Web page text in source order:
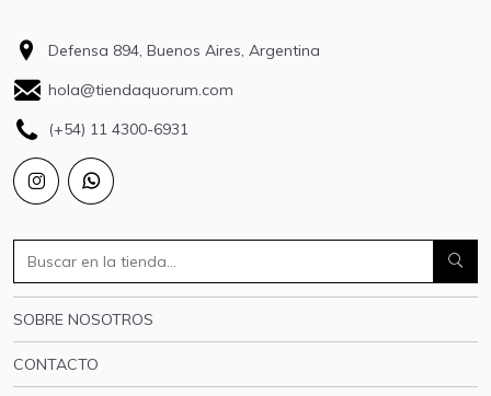
Defensa 894, Buenos Aires, Argentina
hola@tiendaquorum.com
(+54) 11 4300-6931
SOBRE NOSOTROS
CONTACTO